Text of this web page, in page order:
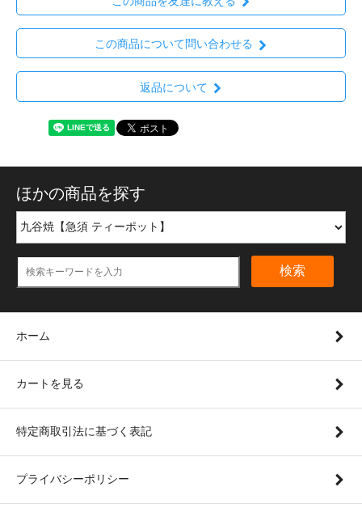
この商品について問い合わせる
返品について
ほかの商品を探す
検索
ホーム
カートを見る
特定商取引法に基づく表記
プライバシーポリシー